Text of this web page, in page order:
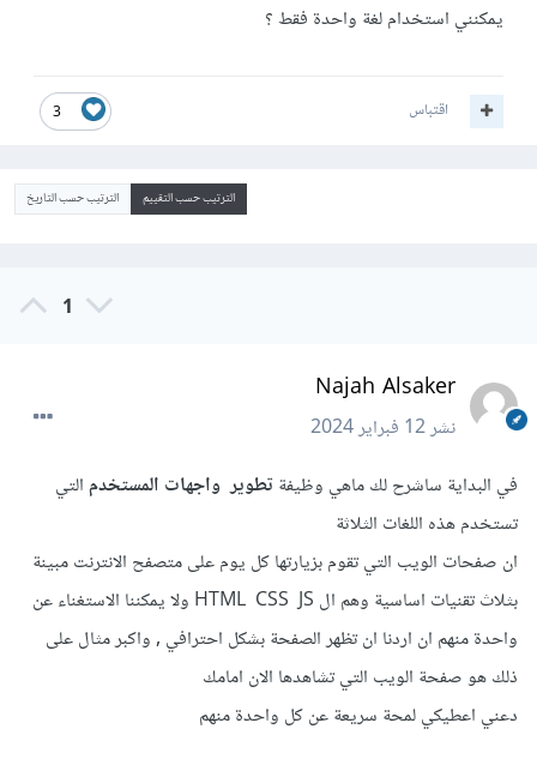
يمكنني استخدام لغة واحدة فقط ؟
3 اقتباس
الترتيب حسب التقييم الترتيب حسب التاريخ
1
Najah Alsaker
نشر12 فبراير 2024
في البداية ساشرح لك ماهي وظيفة تطوير واجهات المستخدمالتي
تستخدم هذه اللغات الثلاثة
ان صفحات الويب التي تقوم بزيارتها كل يوم على متصفح الانترنت مبينة
بثلاث تقنيات اساسية وهم ال HTML CSS JS ولا يمكننا الاستغناء عن
واحدة منهم ان اردنا ان تظهر الصفحة بشكل احترافي , واكبر مثال على
ذلك هو صفحة الويب التي تشاهدها الان امامك
دعني اعطيكي لمحة سريعة عن كل واحدة منهم